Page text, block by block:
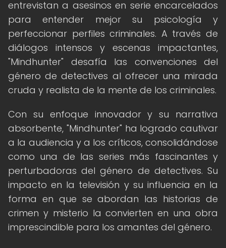
entrevistan a asesinos en serie encarcelados
para entender mejor su psicología y
perfeccionar perfiles criminales. A través de
diálogos intensos y escenas impactantes,
"Mindhunter" desafía las convenciones del
género de detectives al ofrecer una mirada
cruda y realista de la mente de los criminales.
Con su enfoque innovador y su narrativa
absorbente, "Mindhunter" ha logrado cautivar
a la audiencia y a los críticos, consolidándose
como una de las series más fascinantes y
perturbadoras del género de detectives. Su
impacto en la televisión y su influencia en la
forma en que se abordan las historias de
crimen y misterio la convierten en una obra
imprescindible para los amantes del género.